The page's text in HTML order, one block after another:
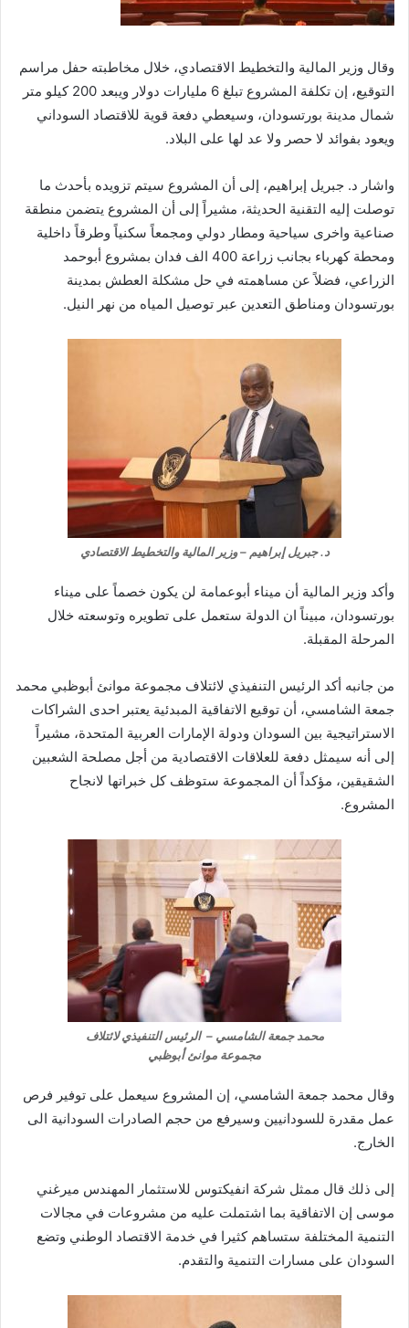
وقال وزير المالية والتخطيط الاقتصادي، خلال مخاطبته حفل مراسم
التوقيع، إن تكلفة المشروع تبلغ 6 مليارات دولار ويبعد 200 كيلو متر
شمال مدينة بورتسودان، وسيعطي دفعة قوية للاقتصاد السوداني
ويعود بفوائد لا حصر ولا عد لها على البلاد.
واشار د. جبريل إبراهيم، إلى أن المشروع سيتم تزويده بأحدث ما
توصلت إليه التقنية الحديثة، مشيراً إلى أن المشروع يتضمن منطقة
صناعية واخرى سياحية ومطار دولي ومجمعاً سكنياً وطرقاً داخلية
ومحطة كهرباء بجانب زراعة 400 الف فدان بمشروع أبوحمد
الزراعي، فضلاً عن مساهمته في حل مشكلة العطش بمدينة
بورتسودان ومناطق التعدين عبر توصيل المياه من نهر النيل.
د. جبريل إبراهيم – وزير المالية والتخطيط الاقتصادي
وأكد وزير المالية أن ميناء أبوعمامة لن يكون خصماً على ميناء
بورتسودان، مبيناً ان الدولة ستعمل على تطويره وتوسعته خلال
المرحلة المقبلة.
من جانبه أكد الرئيس التنفيذي لائتلاف مجموعة موانئ أبوظبي محمد
جمعة الشامسي، أن توقيع الاتفاقية المبدئية يعتبر احدى الشراكات
الاستراتيجية بين السودان ودولة الإمارات العربية المتحدة، مشيراً
إلى أنه سيمثل دفعة للعلاقات الاقتصادية من أجل مصلحة الشعبين
الشقيقين، مؤكداً أن المجموعة ستوظف كل خبراتها لانجاح
المشروع.
محمد جمعة الشامسي – الرئيس التنفيذي لائتلاف
مجموعة موانئ أبوظبي
وقال محمد جمعة الشامسي، إن المشروع سيعمل على توفير فرص
عمل مقدرة للسودانيين وسيرفع من حجم الصادرات السودانية الى
الخارج.
إلى ذلك قال ممثل شركة انفيكتوس للاستثمار المهندس ميرغني
موسى إن الاتفاقية بما اشتملت عليه من مشروعات في مجالات
التنمية المختلفة ستساهم كثيرا في خدمة الاقتصاد الوطني وتضع
السودان على مسارات التنمية والتقدم.